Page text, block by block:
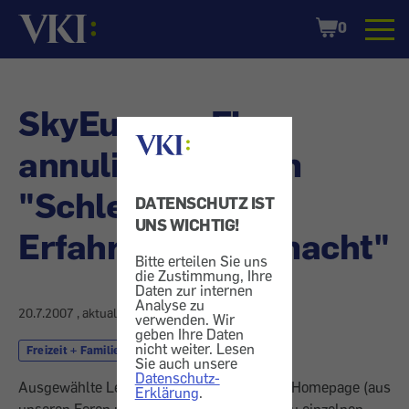
DATENSCHUTZ IST
UNS WICHTIG!
Bitte erteilen Sie uns
die Zustimmung, Ihre
Daten zur internen
Analyse zu
verwenden. Wir
geben Ihre Daten
nicht weiter. Lesen
Sie auch unsere
Datenschutz-
Erklärung.
Startseite
Shopping
Cart
0
SkyEurope: Flug
annuliert - Forum
"Schlechte
Erfahrungen gemacht"
20.7.2007 , aktualisiert am24.7.2007
Freizeit + Familie Reise und Urlaub
Ausgewählte Leserreaktionen von unserer Homepage (aus